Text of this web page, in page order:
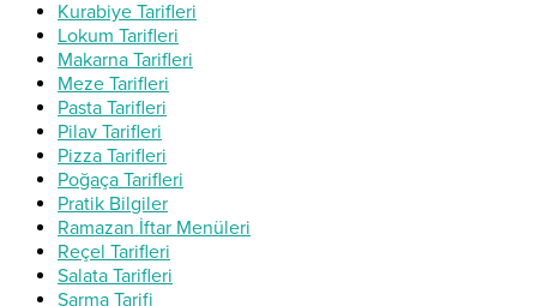
Kurabiye Tarifleri
Lokum Tarifleri
Makarna Tarifleri
Meze Tarifleri
Pasta Tarifleri
Pilav Tarifleri
Pizza Tarifleri
Poğaça Tarifleri
Pratik Bilgiler
Ramazan İftar Menüleri
Reçel Tarifleri
Salata Tarifleri
Sarma Tarifi